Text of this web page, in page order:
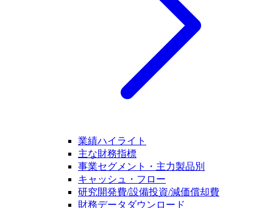
業績ハイライト
主な財務指標
事業セグメント・主力製品別
キャッシュ・フロー
研究開発費/設備投資/減価償却費
財務データダウンロード